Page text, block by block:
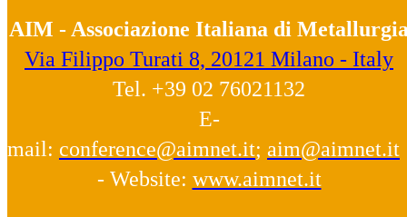
AIM - Associazione Italiana di
Via Filippo Turati 8, 20121 Milano - Italy
Tel. +39 02 76021132
E-
mail: conference@aimnet.it; aim@aimnet.it
- Website: www.aimnet.it